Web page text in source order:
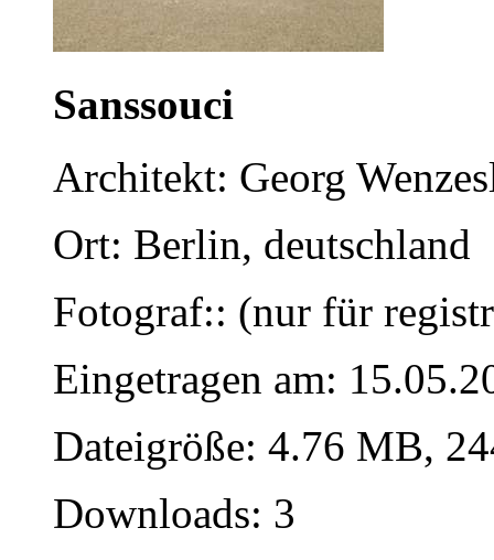
Sanssouci
Architekt: Georg
Ort: Berlin, deutschland
Fotograf:: (nur für
Eingetragen am:
Dateigröße: 4.76 MB,
Downloads: 3